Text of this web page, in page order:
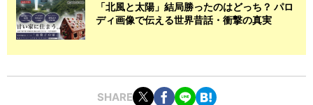
「北風と太陽」結局勝ったのはどっち？ パロ
ディ画像で伝える世界昔話・衝撃の真実
SHARE